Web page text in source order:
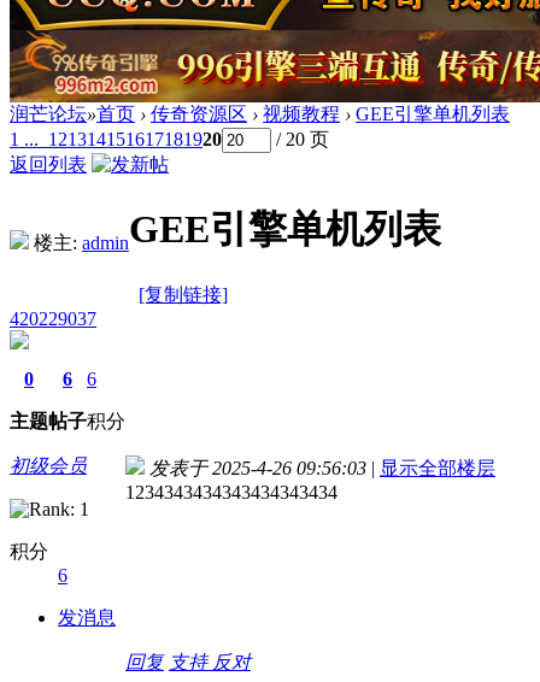
润芒论坛»首页 › 传奇资源区 › 视频教程 › GEE引擎单机列表
1 ... 121314151617181920
/ 20 页
返回列表
楼主: adminGEE引擎单机列表
[复制链接]
420229037
0
主题
6
帖子
6
积分
初级会员
积分
6
发消息
发表于 2025-4-26 09:56:03 | 显示全部楼层
1234343434343434343434
回复 支持 反对